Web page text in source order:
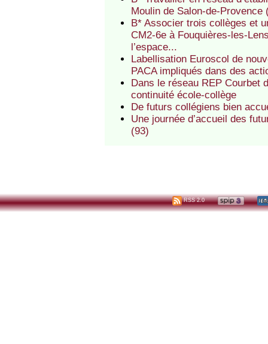
Moulin de Salon-de-Provence
B* Associer trois collèges et
CM2-6e à Fouquières-les-
l’espace...
Labellisation Euroscol de
PACA impliqués dans des
Dans le réseau REP Courbet
continuité école-collège
De futurs collégiens bien
Une journée d’accueil des
(93)
RSS 2.0